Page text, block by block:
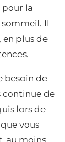
la
Il
en plus de
besoin de
continue de
lors de
vous